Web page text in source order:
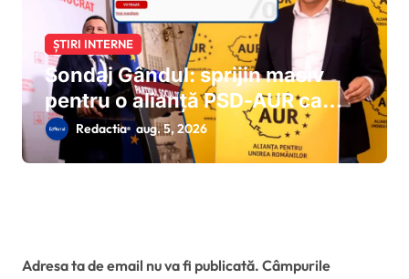
ȘTIRI INTERNE
Sondaj Gândul: sprijin masiv
pentru o alianță PSD-AUR ca
soluție a ieșirii din criza politică
Redactia aug. 5, 2026
Adresa ta de email nu va fi publicată. Câmpurile